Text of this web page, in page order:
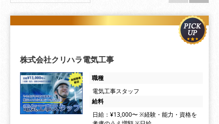
株式会社クリハラ電気工事
職種
電気工事スタッフ
給料
日給：¥13,000〜 ※経験・能力・資格を